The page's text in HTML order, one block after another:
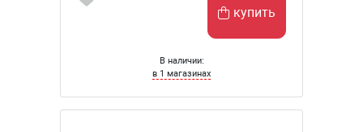
купить
В наличии:
в 1 магазинах